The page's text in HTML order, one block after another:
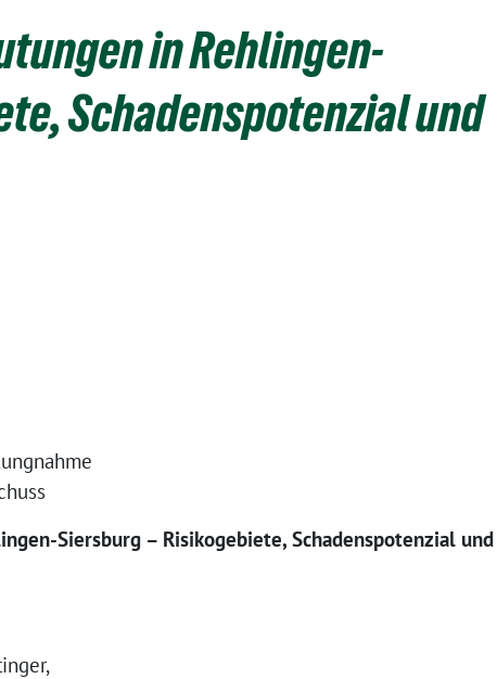
in Rehlingen-
Schadenspotenzial und
Siersburg – Risikogebiete, Schadenspotenzial und